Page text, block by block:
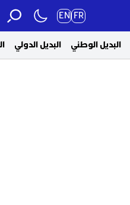
FR
EN
البديل الوطني البديل الدولي